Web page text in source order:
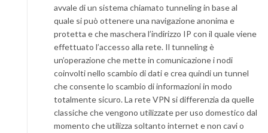
avvale di un sistema chiamato tunneling in base al
quale si può ottenere una navigazione anonima e
protetta e che maschera l’indirizzo IP con il quale viene
effettuato l’accesso alla rete. Il tunneling è
un’operazione che mette in comunicazione i nodi
coinvolti nello scambio di dati e crea quindi un tunnel
che consente lo scambio di informazioni in modo
totalmente sicuro. La rete VPN si differenzia da quelle
classiche che vengono utilizzate per uso domestico dal
momento che utilizza soltanto internet e non cavi o